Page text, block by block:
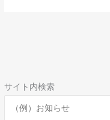
サイト内検索